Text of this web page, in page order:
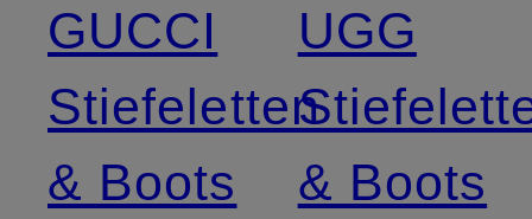
GUCCI
Stiefeletten
& Boots
UGG
& Boots